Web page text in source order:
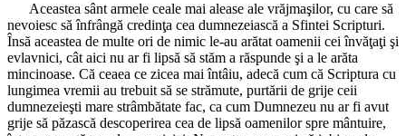
Aceastea sânt armele ceale mai alease ale vrăjmaşilor, cu care să
nevoiesc să înfrângă credinţa cea dumnezeiască a Sfintei Scripturi.
Însă aceastea de multe ori de nimic le-au arătat oamenii cei învăţaţi şi
evlavnici, cât aici nu ar fi lipsă să stăm a răspunde şi a le arăta
mincinoase. Că ceaea ce zicea mai întâiu, adecă cum că Scriptura cu
lungimea vremii au trebuit să se strămute, purtării de grije ceii
dumnezeieşti mare strâmbătate fac, ca cum Dumnezeu nu ar fi avut
grije să păzască descoperirea cea de lipsă oamenilor spre mântuire,